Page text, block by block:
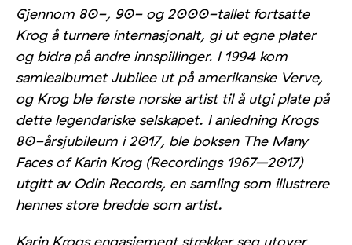
Gjennom 80-, 90- og 2000-tallet fortsatte
Krog å turnere internasjonalt, gi ut egne plater
og bidra på andre innspillinger. I 1994 kom
samlealbumet Jubilee ut på amerikanske Verve,
og Krog ble første norske artist til å utgi plate på
dette legendariske selskapet. I anledning Krogs
80-årsjubileum i 2017, ble boksen The Many
Faces of Karin Krog (Recordings 1967–2017)
utgitt av Odin Records, en samling som illustrere
hennes store bredde som artist.